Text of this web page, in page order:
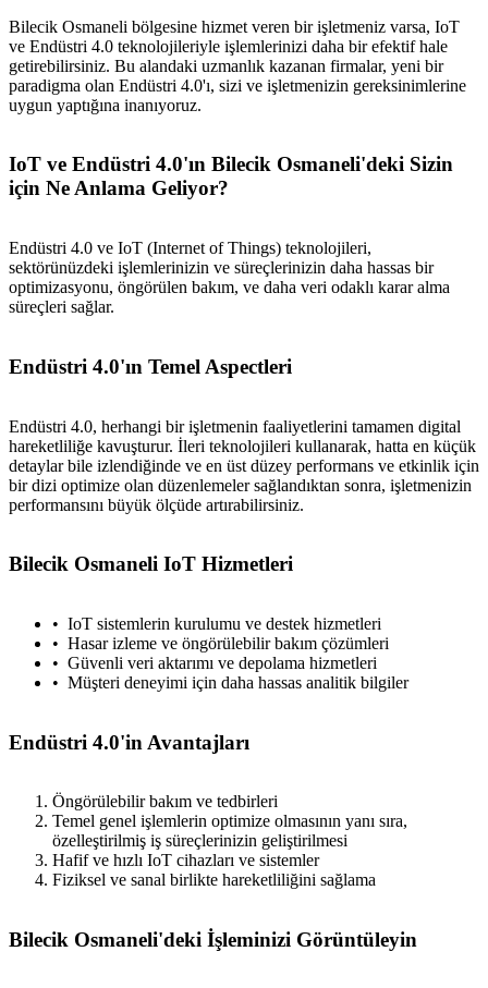
Bilecik Osmaneli bölgesine hizmet veren bir işletmeniz varsa, IoT
ve Endüstri 4.0 teknolojileriyle işlemlerinizi daha bir efektif hale
getirebilirsiniz. Bu alandaki uzmanlık kazanan firmalar, yeni bir
paradigma olan Endüstri 4.0'ı, sizi ve işletmenizin gereksinimlerine
uygun yaptığına inanıyoruz.
IoT ve Endüstri 4.0'ın Bilecik Osmaneli'deki Sizin
için Ne Anlama Geliyor?
Endüstri 4.0 ve IoT (Internet of Things) teknolojileri,
sektörünüzdeki işlemlerinizin ve süreçlerinizin daha hassas bir
optimizasyonu, öngörülen bakım, ve daha veri odaklı karar alma
süreçleri sağlar.
Endüstri 4.0'ın Temel Aspectleri
Endüstri 4.0, herhangi bir işletmenin faaliyetlerini tamamen digital
hareketliliğe kavuşturur. İleri teknolojileri kullanarak, hatta en küçük
detaylar bile izlendiğinde ve en üst düzey performans ve etkinlik için
bir dizi optimize olan düzenlemeler sağlandıktan sonra, işletmenizin
performansını büyük ölçüde artırabilirsiniz.
Bilecik Osmaneli IoT Hizmetleri
IoT sistemlerin kurulumu ve destek hizmetleri
Hasar izleme ve öngörülebilir bakım çözümleri
Güvenli veri aktarımı ve depolama hizmetleri
Müşteri deneyimi için daha hassas analitik bilgiler
Endüstri 4.0'in Avantajları
Öngörülebilir bakım ve tedbirleri
Temel genel işlemlerin optimize olmasının yanı sıra,
özelleştirilmiş iş süreçlerinizin geliştirilmesi
Hafif ve hızlı IoT cihazları ve sistemler
Fiziksel ve sanal birlikte hareketliliğini sağlama
Bilecik Osmaneli'deki İşleminizi Görüntüleyin